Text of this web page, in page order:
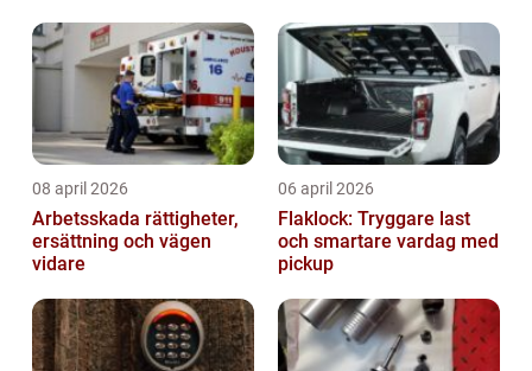
08 april 2026
Arbetsskada rättigheter,
ersättning och vägen
vidare
06 april 2026
Flaklock: Tryggare last
och smartare vardag med
pickup